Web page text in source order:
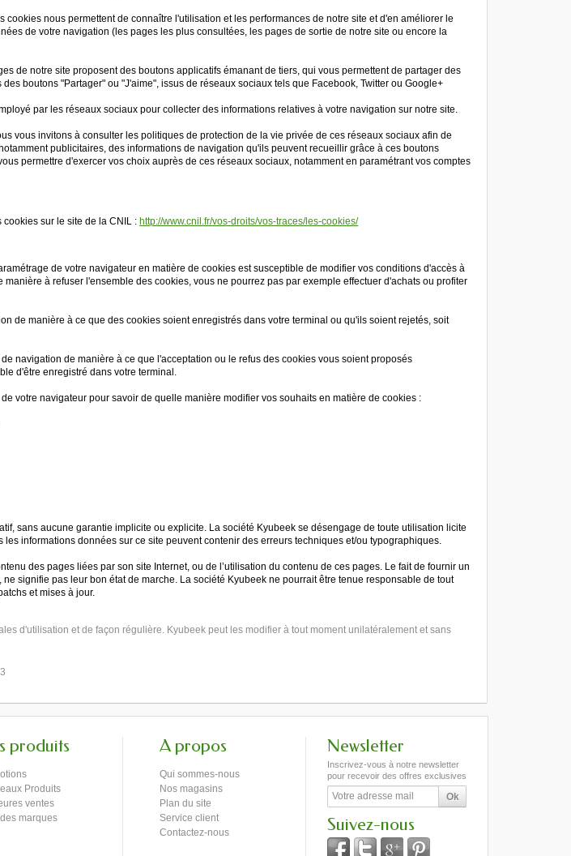
cookies nous permettent de connaître l'utilisation et les performances de notre site et d'en améliorer le
de votre navigation (les pages les plus consultées, les pages de sortie de notre site ou encore la
de notre site proposent des boutons applicatifs émanant de tiers, qui vous permettent de partager des
boutons "Partager" ou "J'aime", issus de réseaux sociaux tels que Facebook, Twitter ou Google+
par les réseaux sociaux pour collecter des informations relatives à votre navigation sur notre site.
vous invitons à consulter les politiques de protection de la vie privée de ces réseaux sociaux afin de
publicitaires, des informations de navigation qu'ils peuvent recueillir grâce à ces boutons
permettre d'exercer vos choix auprès de ces réseaux sociaux, notamment en paramétrant vos comptes
sur le site de la CNIL : http://www.cnil.fr/vos-droits/vos-traces/les-cookies/
de votre navigateur en matière de cookies est susceptible de modifier vos conditions d'accès à
à refuser l'ensemble des cookies, vous ne pourrez pas par exemple effectuer d'achats ou profiter
de manière à ce que des cookies soient enregistrés dans votre terminal ou qu'ils soient rejetés, soit
navigation de manière à ce que l'acceptation ou le refus des cookies vous soient proposés
d'être enregistré dans votre terminal.
votre navigateur pour savoir de quelle manière modifier vos souhaits en matière de cookies :
sans aucune garantie implicite ou explicite. La société Kyubeek se désengage de toute utilisation licite
les informations données sur ce site peuvent contenir des erreurs techniques et/ou typographiques.
des pages liées par son site Internet, ou de l’utilisation du contenu de ces pages. Le fait de fournir un
signifie pas leur bon état de marche. La société Kyubeek ne pourrait être tenue responsable de tout
et mises à jour.
d'utilisation et de façon régulière. Kyubeek peut les modifier à tout moment unilatéralement et sans
produits
Produits
ventes
marques
A propos
Qui sommes-nous
Nos magasins
Plan du site
Service client
Contactez-nous
Newsletter
Inscrivez-vous à notre newsletter
pour recevoir des offres exclusives
Suivez-nous